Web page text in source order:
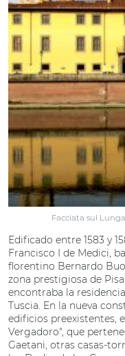
Facciata sul
Edificado entre 1583 y
Francisco I de Medici,
florentino Bernardo
zona prestigiosa de
encontraba la
Tuscia. En la nueva
edificios preexistentes,
Vergadoro", que
Gaetani, otras casas-